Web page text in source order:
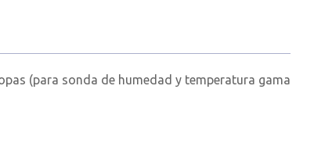
(para sonda de humedad y temperatura gama